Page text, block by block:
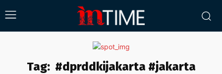
Tag: #dprddkijakarta #jakarta